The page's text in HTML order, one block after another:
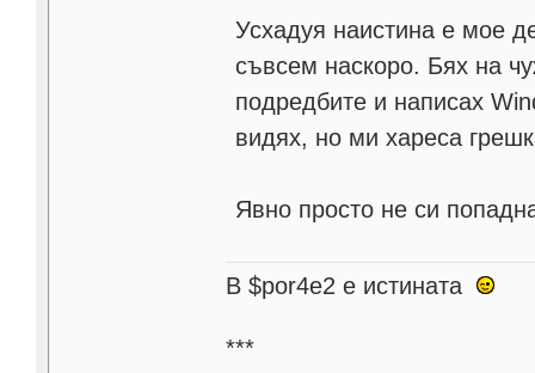
Усхадуя наистина е мое
съвсем наскоро. Бях на
подредбите и написах
видях, но ми хареса
Явно просто не си
В $por4e2 e истината
***